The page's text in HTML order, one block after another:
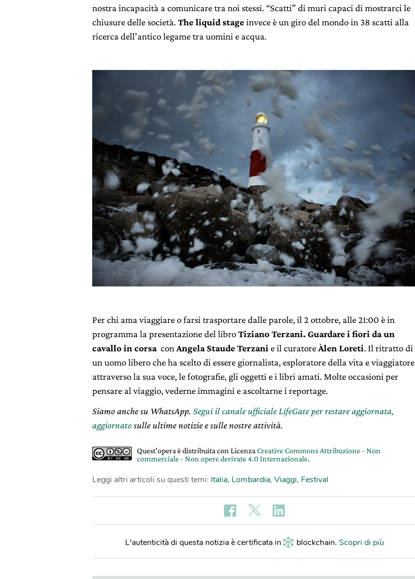
nostra incapacità a comunicare tra noi stessi. “Scatti” di muri capaci di mostrarci le
chiusure delle società.The liquid stageinvece è un giro del mondo in 38 scatti alla
ricerca dell’antico legame tra uomini e acqua.
Per chi ama viaggiare o farsi trasportare dalle parole, il 2 ottobre, alle 21:00 è in
programma la presentazione del libroTiziano Terzani. Guardare i fiori da un
cavallo in corsa con Angela Staude Terzani e il curatoreÀlen Loreti. Il ritratto di
un uomo libero che ha scelto di essere giornalista, esploratore della vita e viaggiatore
attraverso la sua voce, le fotografie, gli oggetti e i libri amati. Molte occasioni per
pensare al viaggio, vederne immagini e ascoltarne i reportage.
Siamo anche su WhatsApp. Segui il canale ufficiale LifeGate per restare aggiornata,
aggiornatosulle ultime notizie e sulle nostre attività.
Quest'opera è distribuita con Licenza Creative Commons Attribuzione - Non
commerciale - Non opere derivate 4.0 Internazionale.
Leggi altri articoli su questi temi: Italia, Lombardia, Viaggi, Festival
L'autenticità di questa notizia è certificata in blockchain. Scopri di più